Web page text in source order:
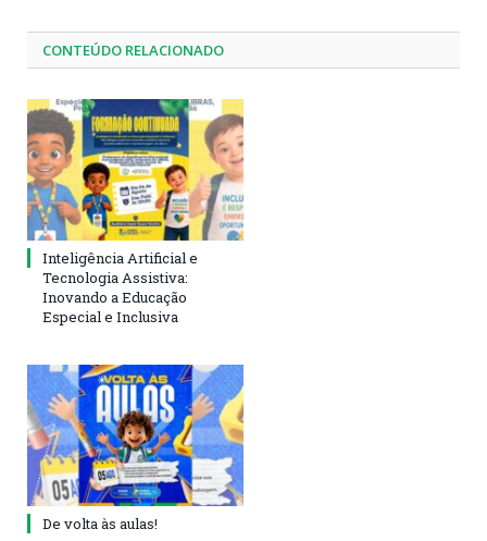
CONTEÚDO RELACIONADO
Inteligência Artificial e
Tecnologia Assistiva:
Inovando a Educação
Especial e Inclusiva
De volta às aulas!